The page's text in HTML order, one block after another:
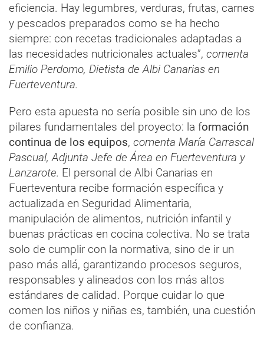
eficiencia. Hay legumbres, verduras, frutas, carnes
y pescados preparados como se ha hecho
siempre: con recetas tradicionales adaptadas a
las necesidades nutricionales actuales”, comenta
Emilio Perdomo, Dietista de Albi Canarias en
Fuerteventura.
Pero esta apuesta no sería posible sin uno de los
pilares fundamentales del proyecto: la formación
continua de los equipos, comenta María Carrascal
Pascual, Adjunta Jefe de Área en Fuerteventura y
Lanzarote. El personal de Albi Canarias en
Fuerteventura recibe formación específica y
actualizada en Seguridad Alimentaria,
manipulación de alimentos, nutrición infantil y
buenas prácticas en cocina colectiva. No se trata
solo de cumplir con la normativa, sino de ir un
paso más allá, garantizando procesos seguros,
responsables y alineados con los más altos
estándares de calidad. Porque cuidar lo que
comen los niños y niñas es, también, una cuestión
de confianza.